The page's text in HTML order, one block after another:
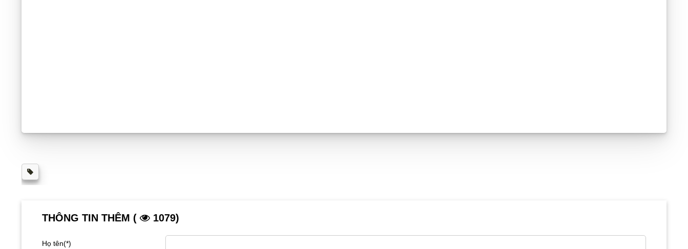
THÔNG TIN THÊM ( 1079)
Họ tên(*)